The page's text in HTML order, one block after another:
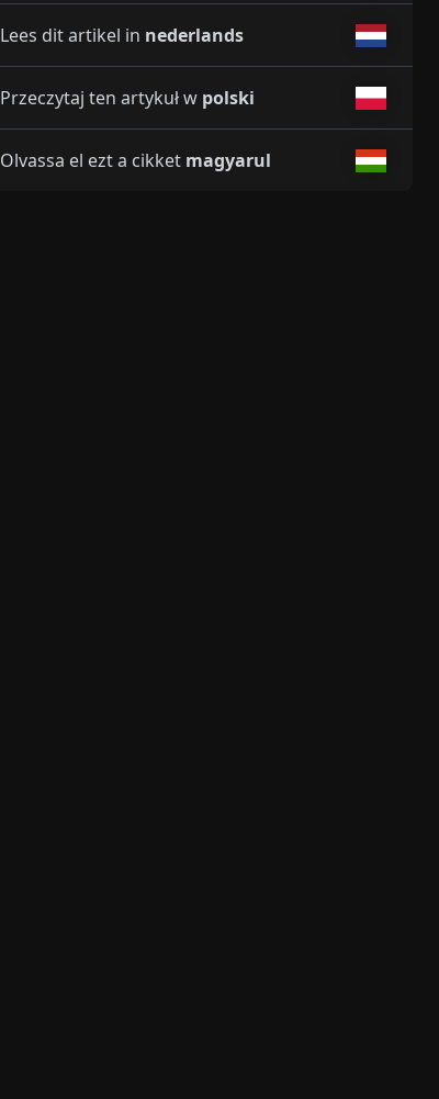
Lees dit artikel in nederlands
Przeczytaj ten artykuł w polski
Olvassa el ezt a cikket magyarul